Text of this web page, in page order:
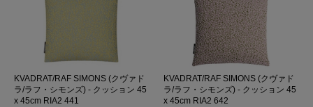
KVADRAT/RAF SIMONS (クヴァド
ラ/ラフ・シモンズ) - クッション 45
x 45cm RIA2 441
KVADRAT/RAF SIMONS (クヴァド
ラ/ラフ・シモンズ) - クッション 45
x 45cm RIA2 642